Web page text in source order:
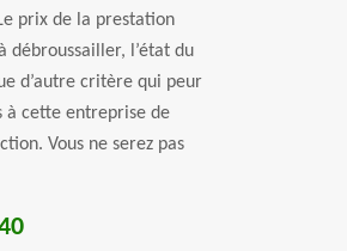
prix de la prestation
débroussailler, l’état du
d’autre critère qui peur
à cette entreprise de
Vous ne serez pas